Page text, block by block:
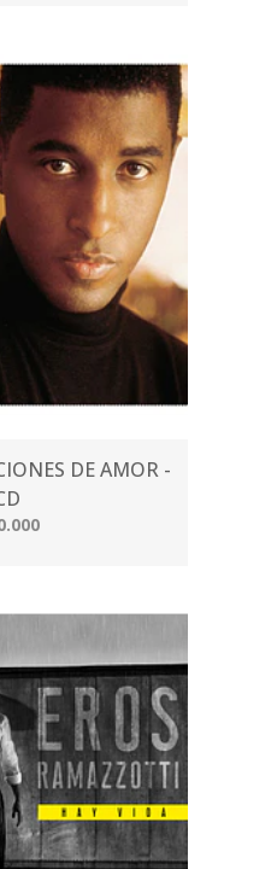
DE AMOR -